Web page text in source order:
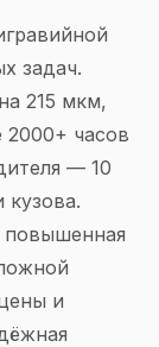
задач.
215 мкм,
2000+ часов
— 10
кузова.
повышенная
и